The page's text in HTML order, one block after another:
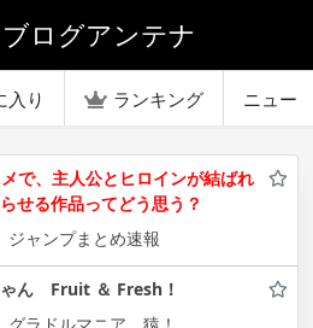
ログアンテナ
入り ランキング ニュー
で、主人公とヒロインが結ばれ
せる作品ってどう思う？
ジャンプまとめ速報
ん Fruit ＆ Fresh！